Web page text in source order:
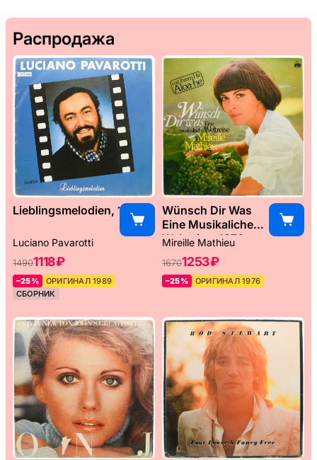
Распродажа
Lieblingsmelodien, 1989
Luciano Pavarotti
14901118 ₽
–25%
ОРИГИНАЛ 1989
СБОРНИК
Wünsch Dir Was
Eine Musikaliche
Weltreise, 1976
Mireille Mathieu
16701253 ₽
–25% ОРИГИНАЛ 1976